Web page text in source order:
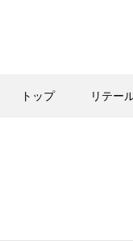
トップ リテー